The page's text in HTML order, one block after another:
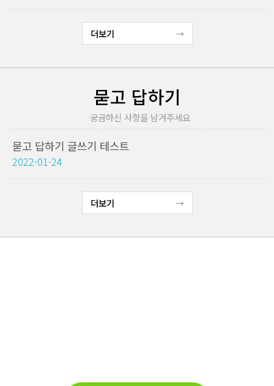
더보기
묻고 답하기
궁금하신 사항을 남겨주세요
묻고 답하기 글쓰기 테스트
2022-01-24
더보기